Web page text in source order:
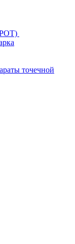
точечной